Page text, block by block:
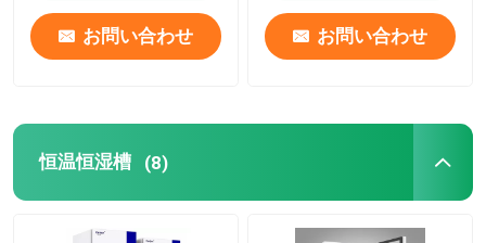
気候上部屋
生物学的安全キャビネット
お問い合わせ お問い合わせ
恒温恒湿槽 (8)